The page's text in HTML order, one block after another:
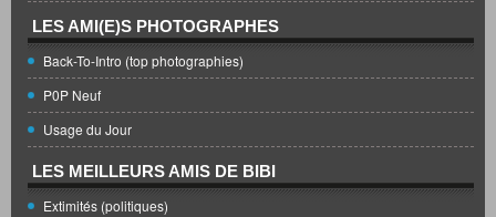
LES AMI(E)S PHOTOGRAPHES
Back-To-Intro (top photographies)
P0P Neuf
Usage du Jour
LES MEILLEURS AMIS DE BIBI
Extimités (politiques)